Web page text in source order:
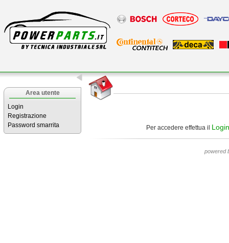
Area utente
Login
Registrazione
Password smarrita
Per accedere effettua il Login
powered